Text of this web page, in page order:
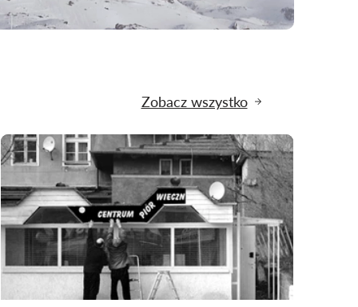
Zobacz wszystko